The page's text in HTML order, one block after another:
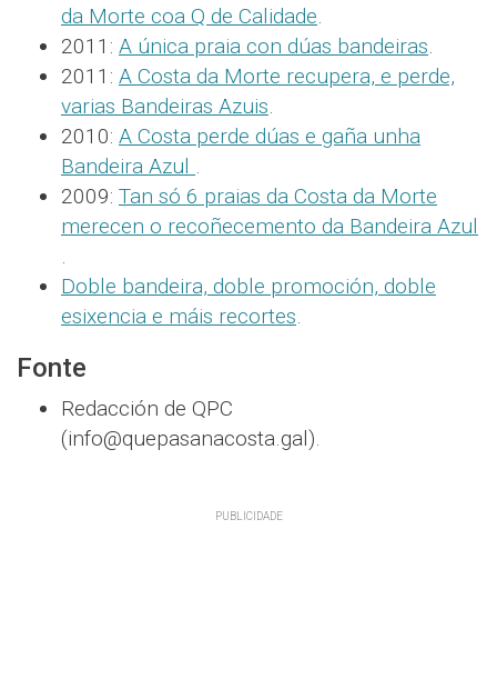
da Morte coa Q de Calidade.
2011: A única praia con dúas bandeiras.
2011: A Costa da Morte recupera, e perde,
varias Bandeiras Azuis.
2010: A Costa perde dúas e gaña unha
Bandeira Azul .
2009: Tan só 6 praias da Costa da Morte
merecen o recoñecemento da Bandeira Azul
.
Doble bandeira, doble promoción, doble
esixencia e máis recortes.
Fonte
Redacción de QPC
(info@quepasanacosta.gal).